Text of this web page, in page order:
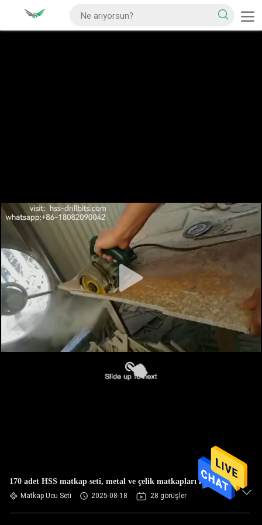
170 adet HSS matkap seti, metal ve çelik matkapları için.
Matkap Ucu Seti 2025-08-18 28 görüşler